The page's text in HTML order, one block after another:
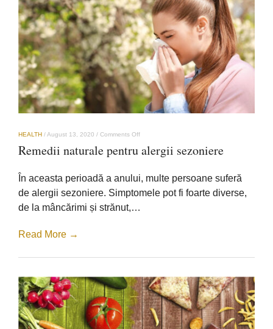
HEALTH /August 13, 2020 / Comments Offon
naturale
sezoniere
Remedii naturale pentru alergii sezoniere
În aceasta perioadă a anului, multe persoane suferă
de alergii sezoniere. Simptomele pot fi foarte diverse,
de la mâncărimi și strănut,…
Read More →